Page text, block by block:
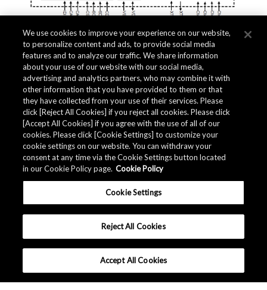
Related Documents
We use cookies to improve your experience on our website,
to personalize content and ads, to provide social media
features and to analyze our traffic. We share information
about your use of our website with our social media,
advertising and analytics partners, who may combine it with
other information that you have provided to them or that
they have collected from your use of their services. Please
click [Reject All Cookies] if you reject all cookies. Please click
[Accept All Cookies] if you agree with the use of all of our
cookies. Please click [Cookie Settings] to customize your
cookie settings on our website. You can withdraw your
consent at any time via the Cookie Settings button located
in our Cookie Policy page. Cookie Policy
Cookie Settings
Reject All Cookies
Accept All Cookies